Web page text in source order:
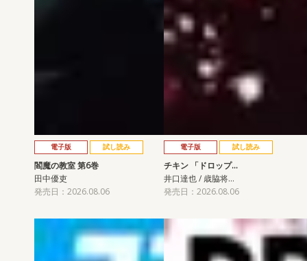
電子版 試し読み
閻魔の教室 第6巻
田中優吏
発売日：2026.08.06
電子版 試し読み
チキン 「ドロップ…
井口達也 / 歳脇将…
発売日：2026.08.06